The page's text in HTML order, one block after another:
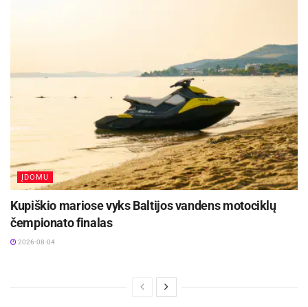
ĮDOMU
Kupiškio mariose vyks Baltijos vandens motociklų
čempionato finalas
2026-08-04